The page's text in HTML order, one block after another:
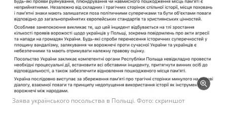
Заява українського посольства в Польщі. Фото: скриншот